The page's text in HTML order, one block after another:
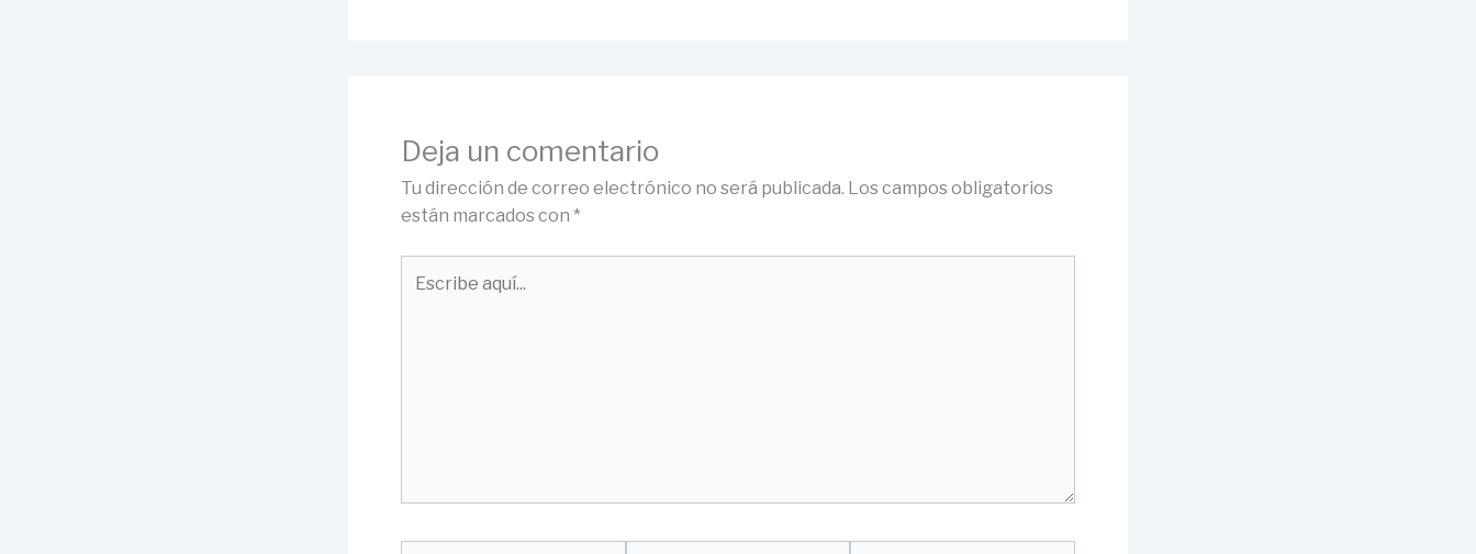
Deja un comentario
Tu dirección de correo electrónico no será publicada. Los campos obligatorios
están marcados con *
aquí...